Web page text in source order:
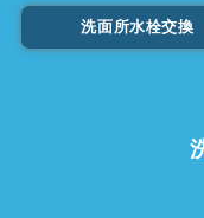
洗面所水栓交換